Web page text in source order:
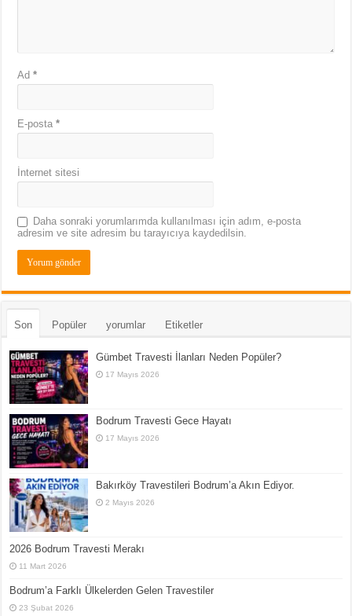
Ad*
E-posta*
İnternet sitesi
Daha sonraki yorumlarımda kullanılması için adım, e-posta
adresim ve site adresim bu tarayıcıya kaydedilsin.
Son Popüler yorumlar Etiketler
Gümbet Travesti İlanları Neden Popüler?
17 Mayıs 2026
Bodrum Travesti Gece Hayatı
17 Mayıs 2026
Bakırköy Travestileri Bodrum’a Akın Ediyor.
2 Mayıs 2026
2026 Bodrum Travesti Merakı
11 Mart 2026
Bodrum’a Farklı Ülkelerden Gelen Travestiler
23 Şubat 2026